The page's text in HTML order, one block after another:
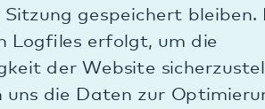
der Daten in Logfiles
der Internetseite zwingend
folglich für Sie hier keine
Sie können jedoch
unserer Website beenden